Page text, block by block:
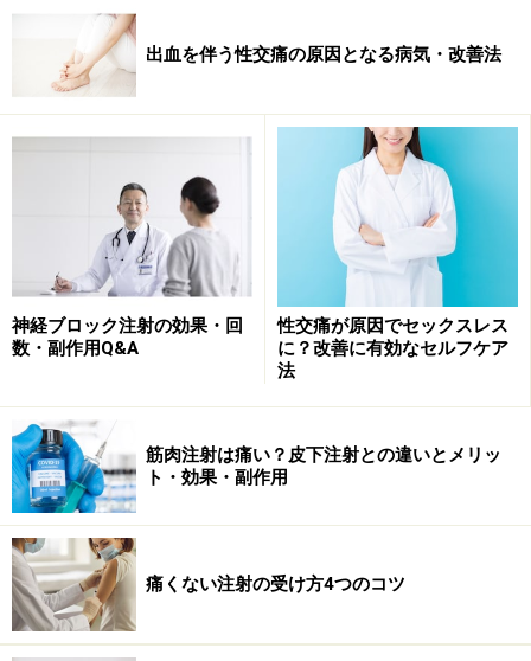
1. 冷却法
冷たさ（冷覚）によって痛覚を感じにくくする方法で
す。低温やけど、凍傷に気を付けながら、穿刺直前まで
約1分間、注射する部位を冷やします。できるだけ低温
の保冷材などがおすすめです。しかし、注射会場が自宅
から離れていたり、待ち時間が長かったりして、注射直
前には保冷剤が溶けているようでは効果がありません。
会場周辺でキンキンに冷えた缶ジュースなどを購入し、
穿刺予測部位に強く押し当てると代用できます。
当然ながら、冷やした部位と穿刺部位がずれてしまった
場合や、腕を消毒してから注射までの時間が長い会場で
は、効果が薄れてしまいます。
できれば注射の列に並ぶ前に、穿刺する医療従事者が腕
のどのあたりを刺すか確認できるとベター。また、腕を
消毒する直前まで、保冷剤を穿刺予測部位に1分しっか
り押し当てるようにしましょう。
2. 呼吸法
出血を伴う性交痛の原因となる病気・改善法
神経ブロック注射の効果・回
数・副作用Q&A
性交痛が原因でセックスレス
に？改善に有効なセルフケア
法
筋肉注射は痛い？皮下注射との違いとメリッ
ト・効果・副作用
痛くない注射の受け方4つのコツ